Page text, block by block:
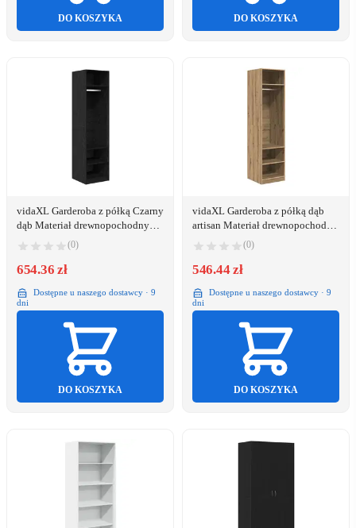
DO KOSZYKA DO KOSZYKA
vidaXL Garderoba z półką Czarny
dąb Materiał drewnopochodny
(0)
654.36 zł
Dostępne u naszego dostawcy · 9
dni
DO KOSZYKA
vidaXL Garderoba z półką dąb
artisan Materiał drewnopochodny
(0)
546.44 zł
Dostępne u naszego dostawcy · 9
dni
DO KOSZYKA